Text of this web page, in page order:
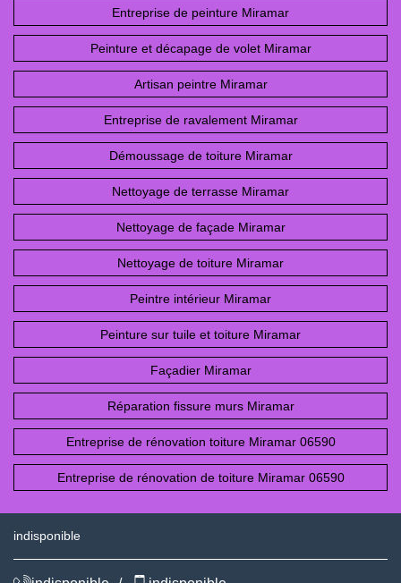
Entreprise de peinture Miramar
Peinture et décapage de volet Miramar
Artisan peintre Miramar
Entreprise de ravalement Miramar
Démoussage de toiture Miramar
Nettoyage de terrasse Miramar
Nettoyage de façade Miramar
Nettoyage de toiture Miramar
Peintre intérieur Miramar
Peinture sur tuile et toiture Miramar
Façadier Miramar
Réparation fissure murs Miramar
Entreprise de rénovation toiture Miramar 06590
Entreprise de rénovation de toiture Miramar 06590
indisponible